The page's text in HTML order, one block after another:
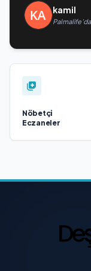
kamil
Nöbetçi
Eczaneler